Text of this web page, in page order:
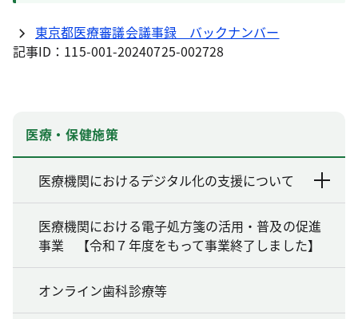
東京都医療審議会議事録 バックナンバー
記事ID：115-001-20240725-002728
医療・保健施策
医療機関におけるデジタル化の支援について
医療機関における電子処方箋の活用・普及の促進
事業 【令和７年度をもって事業終了しました】
オンライン歯科診療等